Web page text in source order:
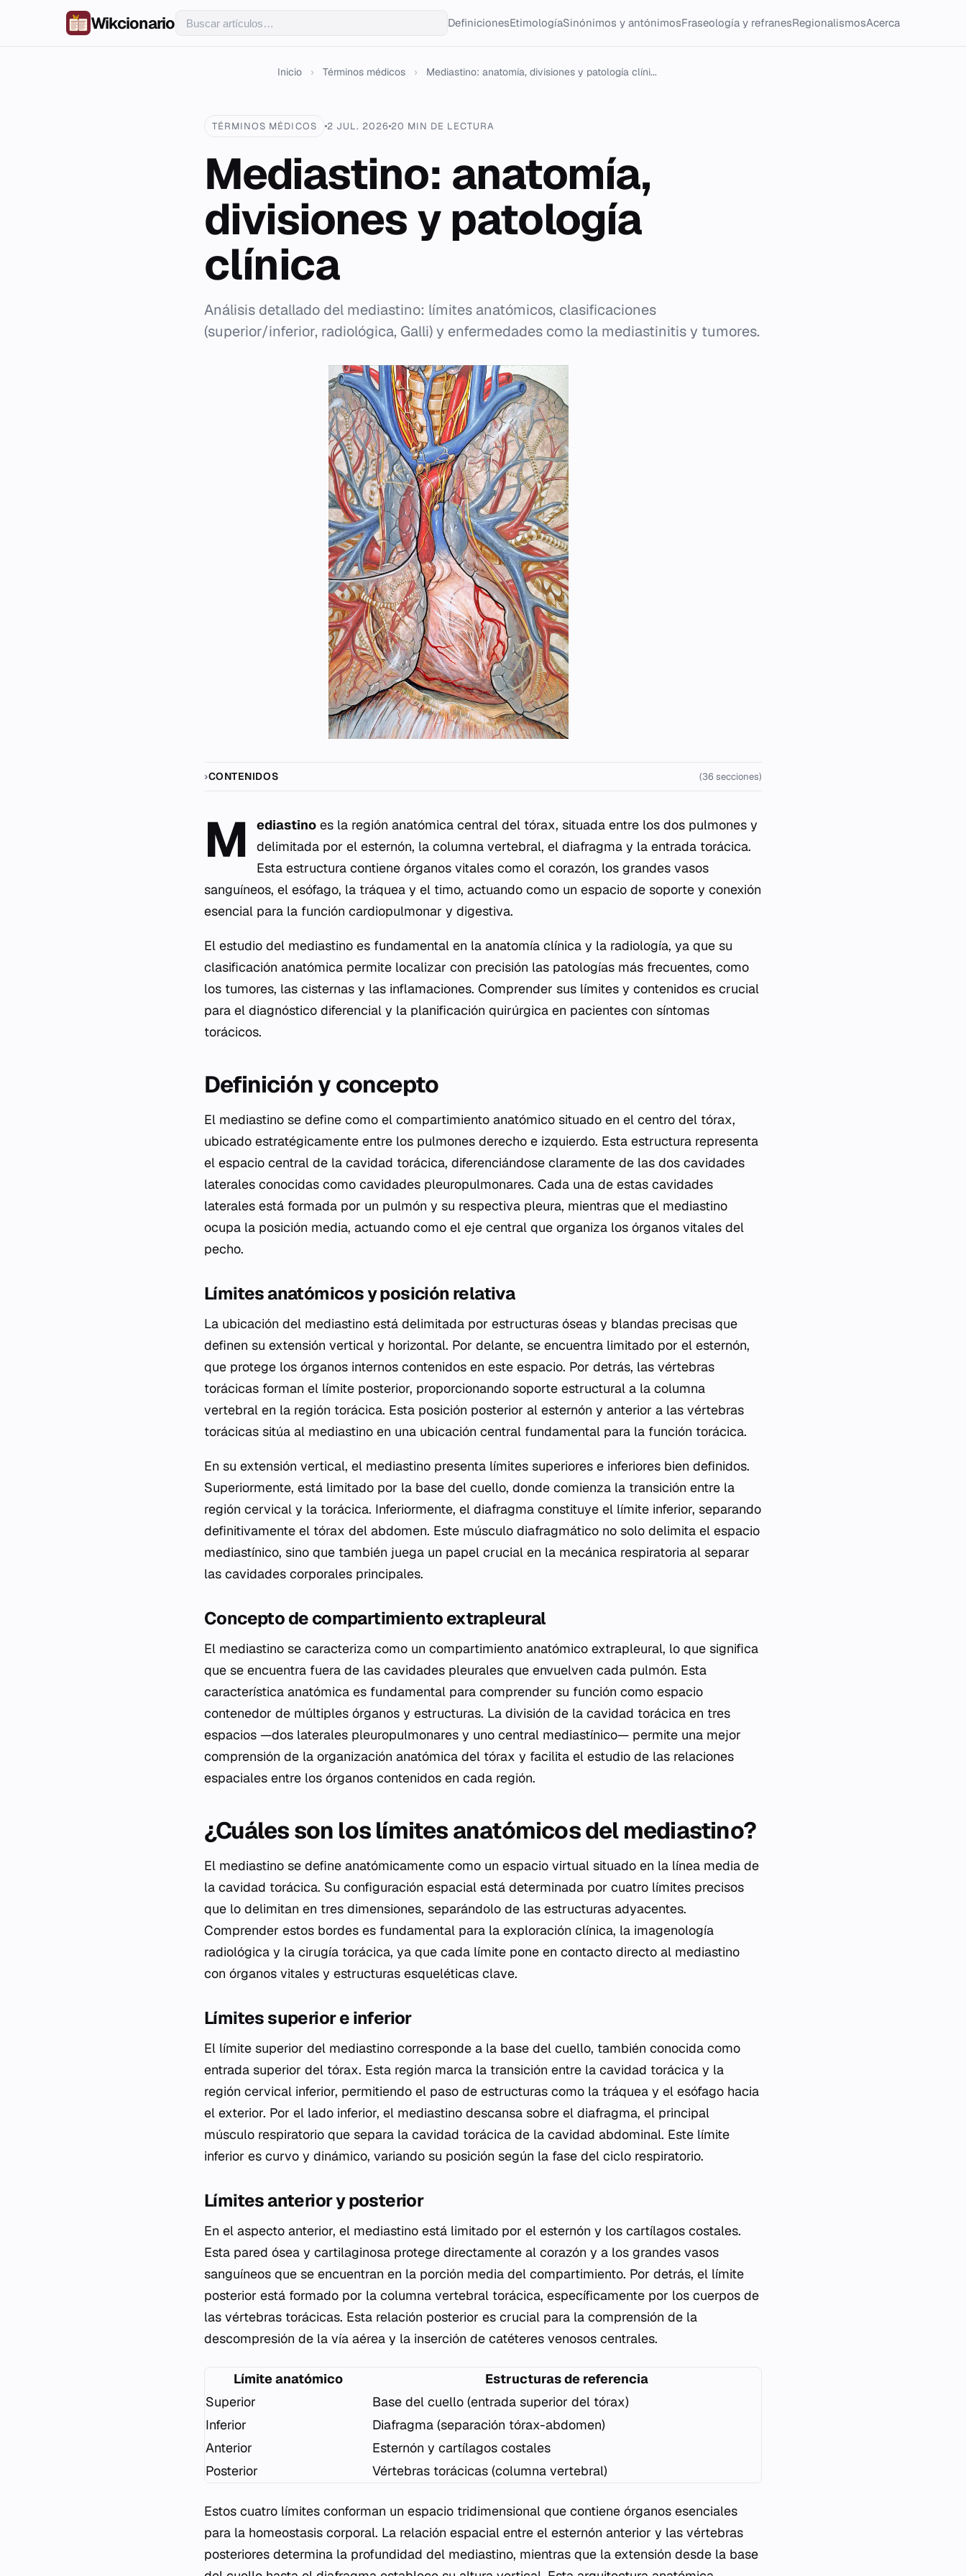
Wikcionario DefinicionesEtimologíaSinónimos y antónimosFraseología y refranesRegionalismosAcerca
Inicio › Términos médicos › Mediastino: anatomía, divisiones y patología clíni...
TÉRMINOS MÉDICOS 2 JUL. 202620 MIN DE LECTURA
Mediastino: anatomía,
divisiones y patología
clínica
Análisis detallado del mediastino: límites anatómicos, clasificaciones
(superior/inferior, radiológica, Galli) y enfermedades como la mediastinitis y tumores.
CONTENIDOS (36 secciones)
M ediastino es la región anatómica central del tórax, situada entre los dos pulmones y
delimitada por el esternón, la columna vertebral, el diafragma y la entrada torácica.
Esta estructura contiene órganos vitales como el corazón, los grandes vasos
sanguíneos, el esófago, la tráquea y el timo, actuando como un espacio de soporte y conexión
esencial para la función cardiopulmonar y digestiva.
El estudio del mediastino es fundamental en la anatomía clínica y la radiología, ya que su
clasificación anatómica permite localizar con precisión las patologías más frecuentes, como
los tumores, las cisternas y las inflamaciones. Comprender sus límites y contenidos es crucial
para el diagnóstico diferencial y la planificación quirúrgica en pacientes con síntomas
torácicos.
Definición y concepto
El mediastino se define como el compartimiento anatómico situado en el centro del tórax,
ubicado estratégicamente entre los pulmones derecho e izquierdo. Esta estructura representa
el espacio central de la cavidad torácica, diferenciándose claramente de las dos cavidades
laterales conocidas como cavidades pleuropulmonares. Cada una de estas cavidades
laterales está formada por un pulmón y su respectiva pleura, mientras que el mediastino
ocupa la posición media, actuando como el eje central que organiza los órganos vitales del
pecho.
Límites anatómicos y posición relativa
La ubicación del mediastino está delimitada por estructuras óseas y blandas precisas que
definen su extensión vertical y horizontal. Por delante, se encuentra limitado por el esternón,
que protege los órganos internos contenidos en este espacio. Por detrás, las vértebras
torácicas forman el límite posterior, proporcionando soporte estructural a la columna
vertebral en la región torácica. Esta posición posterior al esternón y anterior a las vértebras
torácicas sitúa al mediastino en una ubicación central fundamental para la función torácica.
En su extensión vertical, el mediastino presenta límites superiores e inferiores bien definidos.
Superiormente, está limitado por la base del cuello, donde comienza la transición entre la
región cervical y la torácica. Inferiormente, el diafragma constituye el límite inferior, separando
definitivamente el tórax del abdomen. Este músculo diafragmático no solo delimita el espacio
mediastínico, sino que también juega un papel crucial en la mecánica respiratoria al separar
las cavidades corporales principales.
Concepto de compartimiento extrapleural
El mediastino se caracteriza como un compartimiento anatómico extrapleural, lo que significa
que se encuentra fuera de las cavidades pleurales que envuelven cada pulmón. Esta
característica anatómica es fundamental para comprender su función como espacio
contenedor de múltiples órganos y estructuras. La división de la cavidad torácica en tres
espacios —dos laterales pleuropulmonares y uno central mediastínico— permite una mejor
comprensión de la organización anatómica del tórax y facilita el estudio de las relaciones
espaciales entre los órganos contenidos en cada región.
¿Cuáles son los límites anatómicos del mediastino?
El mediastino se define anatómicamente como un espacio virtual situado en la línea media de
la cavidad torácica. Su configuración espacial está determinada por cuatro límites precisos
que lo delimitan en tres dimensiones, separándolo de las estructuras adyacentes.
Comprender estos bordes es fundamental para la exploración clínica, la imagenología
radiológica y la cirugía torácica, ya que cada límite pone en contacto directo al mediastino
con órganos vitales y estructuras esqueléticas clave.
Límites superior e inferior
El límite superior del mediastino corresponde a la base del cuello, también conocida como
entrada superior del tórax. Esta región marca la transición entre la cavidad torácica y la
región cervical inferior, permitiendo el paso de estructuras como la tráquea y el esófago hacia
el exterior. Por el lado inferior, el mediastino descansa sobre el diafragma, el principal
músculo respiratorio que separa la cavidad torácica de la cavidad abdominal. Este límite
inferior es curvo y dinámico, variando su posición según la fase del ciclo respiratorio.
Límites anterior y posterior
En el aspecto anterior, el mediastino está limitado por el esternón y los cartílagos costales.
Esta pared ósea y cartilaginosa protege directamente al corazón y a los grandes vasos
sanguíneos que se encuentran en la porción media del compartimiento. Por detrás, el límite
posterior está formado por la columna vertebral torácica, específicamente por los cuerpos de
las vértebras torácicas. Esta relación posterior es crucial para la comprensión de la
descompresión de la vía aérea y la inserción de catéteres venosos centrales.
Límite anatómico
Estructuras de referencia
Superior
Base del cuello (entrada superior del tórax)
Inferior
Diafragma (separación tórax-abdomen)
Anterior
Esternón y cartílagos costales
Posterior
Vértebras torácicas (columna vertebral)
Estos cuatro límites conforman un espacio tridimensional que contiene órganos esenciales
para la homeostasis corporal. La relación espacial entre el esternón anterior y las vértebras
posteriores determina la profundidad del mediastino, mientras que la extensión desde la base